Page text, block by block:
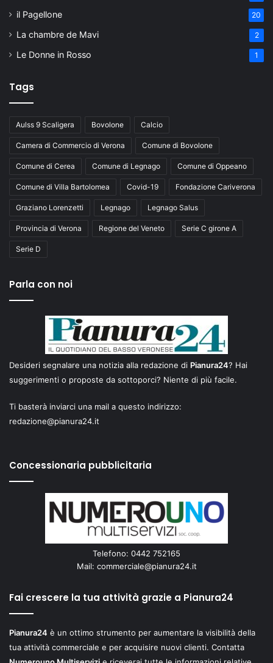
il Pagellone 20
La chambre de Mavi 2
Le Donne in Rosso 1
Tags
Aulss 9 Scaligera Bovolone Calcio
Camera di Commercio di Verona Comune di Bovolone
Comune di Cerea Comune di Legnago Comune di Oppeano
Comune di Villa Bartolomea Covid-19 Fondazione Cariverona
Graziano Lorenzetti Legnago Legnago Salus
Provincia di Verona Regione del Veneto Serie C girone A
Serie D
Parla con noi
Desideri segnalare una notizia alla redazione di Pianura24? Hai
suggerimenti o proposte da sottoporci? Niente di più facile.
Ti basterà inviarci una mail a questo indirizzo:
redazione@pianura24.it
Concessionaria pubblicitaria
Telefono: 0442 752165
Mail: commerciale@pianura24.it
Fai crescere la tua attività grazie a Pianura24
Pianura24 è un ottimo strumento per aumentare la visibilità della
tua attività commerciale e per acquisire nuovi clienti. Contatta